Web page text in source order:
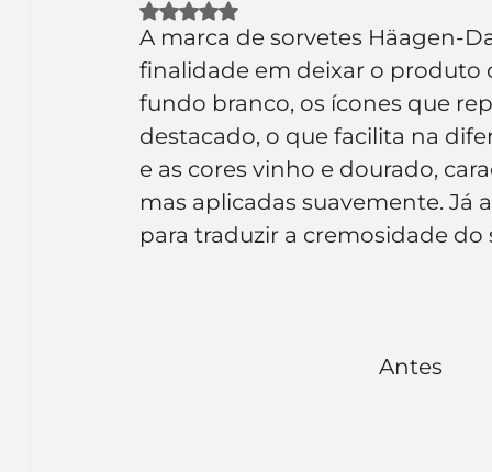
Slogan
Inteligência Artificial Embalagens
Avaliado com NaN de 5 estrelas.
A marca de sorvetes Häagen-
finalidade em deixar o produto
fundo branco, os ícones que
destacado, o que facilita na
e as cores vinho e dourado,
mas aplicadas suavemente. Já
para traduzir a cremosidade do
Antes